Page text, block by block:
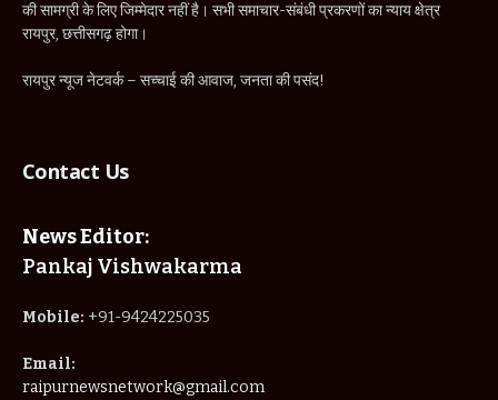
की सामग्री के लिए जिम्मेदार नहीं है। सभी समाचार-संबंधी प्रकरणों का न्याय क्षेत्र
रायपुर, छत्तीसगढ़ होगा।
रायपुर न्यूज नेटवर्क – सच्चाई की आवाज, जनता की पसंद!
Contact Us
News Editor:
Pankaj Vishwakarma
Mobile: +91-9424225035
Email:
raipurnewsnetwork@gmail.com